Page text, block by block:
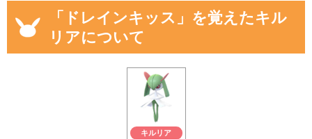
「ドレインキッス」を覚えたキル
リアについて
キルリア